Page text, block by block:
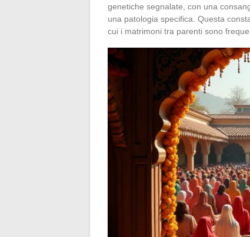
genetiche segnalate, con una
una patologia specifica. Questa
cui i matrimoni tra parenti sono